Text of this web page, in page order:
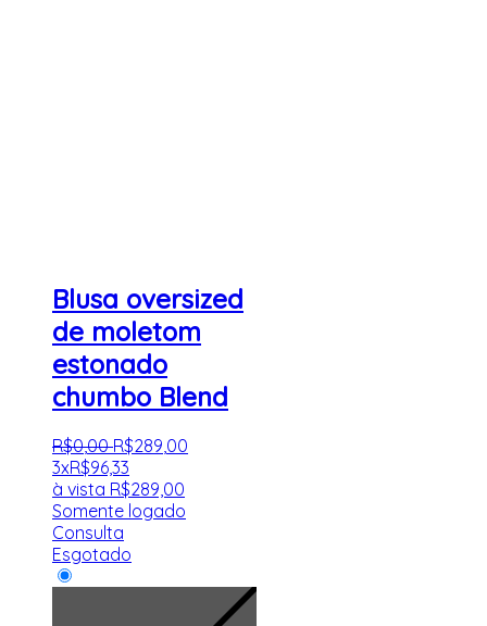
Blusa oversized
de moletom
estonado
chumbo Blend
R$0,00 R$289,00
3xR$96,33
à vista R$289,00
Somente logado
Consulta
Esgotado